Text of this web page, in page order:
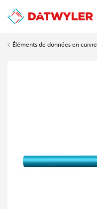
Éléments de données en cuivre